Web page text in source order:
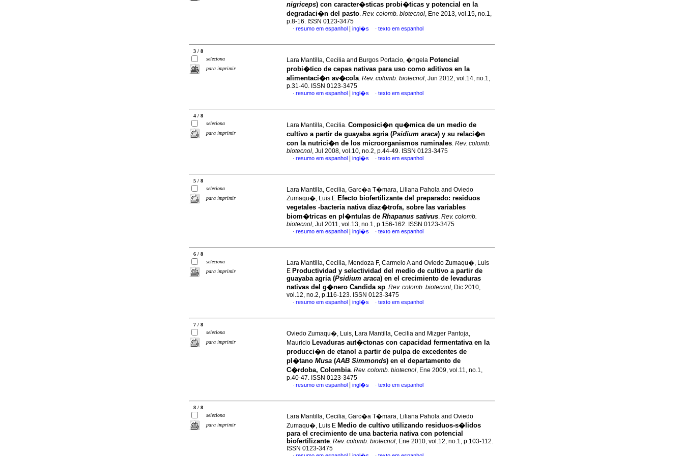
nigriceps) con caracter�sticas probi�ticas y potencial en la
degradaci�n del pasto. Rev. colomb. biotecnol, Ene 2013, vol.15, no.1,
p.8-16. ISSN 0123-3475
· resumo em espanhol ingl�s · texto em espanhol
3 / 8
seleciona
para imprimir
Lara Mantilla, Cecilia and Burgos Portacio, �ngela Potencial
probi�tico de cepas nativas para uso como aditivos en la
alimentaci�n av�cola. Rev. colomb. biotecnol, Jun 2012, vol.14, no.1,
p.31-40. ISSN 0123-3475
· resumo em espanhol ingl�s · texto em espanhol
4 / 8
seleciona
para imprimir
Lara Mantilla, Cecilia. Composici�n qu�mica de un medio de
cultivo a partir de guayaba agria (Psidium araca) y su relaci�n
con la nutrici�n de los microorganismos ruminales. Rev. colomb.
biotecnol, Jul 2008, vol.10, no.2, p.44-49. ISSN 0123-3475
· resumo em espanhol ingl�s · texto em espanhol
5 / 8
seleciona
para imprimir
Lara Mantilla, Cecilia, Garc�a T�mara, Liliana Pahola and Oviedo
Zumaqu�, Luis E Efecto biofertilizante del preparado: residuos
vegetales -bacteria nativa diaz�trofa, sobre las variables
biom�tricas en pl�ntulas de Rhapanus sativus. Rev. colomb.
biotecnol, Jul 2011, vol.13, no.1, p.156-162. ISSN 0123-3475
· resumo em espanhol ingl�s · texto em espanhol
6 / 8
seleciona
para imprimir
Lara Mantilla, Cecilia, Mendoza F, Carmelo A and Oviedo Zumaqu�, Luis
E Productividad y selectividad del medio de cultivo a partir de
guayaba agria (Psidium araca) en el crecimiento de levaduras
nativas del g�nero Candida sp. Rev. colomb. biotecnol, Dic 2010,
vol.12, no.2, p.116-123. ISSN 0123-3475
· resumo em espanhol ingl�s · texto em espanhol
7 / 8
seleciona
para imprimir
Oviedo Zumaqu�, Luis, Lara Mantilla, Cecilia and Mizger Pantoja,
Mauricio Levaduras aut�ctonas con capacidad fermentativa en la
producci�n de etanol a partir de pulpa de excedentes de
pl�tano Musa (AAB Simmonds) en el departamento de
C�rdoba, Colombia. Rev. colomb. biotecnol, Ene 2009, vol.11, no.1,
p.40-47. ISSN 0123-3475
· resumo em espanhol ingl�s · texto em espanhol
8 / 8
seleciona
para imprimir
Lara Mantilla, Cecilia, Garc�a T�mara, Liliana Pahola and Oviedo
Zumaqu�, Luis E Medio de cultivo utilizando residuos-s�lidos
para el crecimiento de una bacteria nativa con potencial
biofertilizante. Rev. colomb. biotecnol, Ene 2010, vol.12, no.1, p.103-112.
ISSN 0123-3475